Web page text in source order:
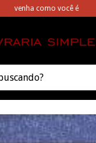
venha como você é